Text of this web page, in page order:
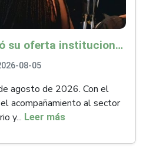
ICA Risaralda acercó su oferta institucional a productores y emprendedores en Expocamello
08-05
agosto de 2026. Con el
acompañamiento al sector
y... Leer más